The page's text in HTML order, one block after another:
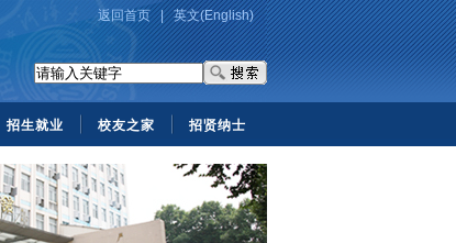
返回首页 | 英文(English)
招生就业 校友之家 招贤纳士